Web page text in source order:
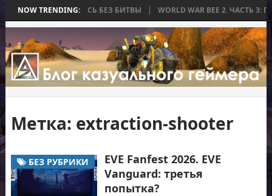
NOW TRENDING:
КОТОРАЯ ЗАКОНЧИЛАСЬ БЕЗ БИТВЫ WORLD WAR BEE 2. ЧАСТЬ
Метка: extraction-shooter
БЕЗ РУБРИКИ
EVE Fanfest 2026. EVE
Vanguard: третья
попытка?